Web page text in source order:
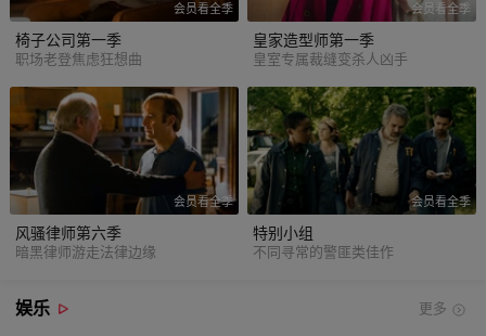
会员看全季
椅子公司第一季
职场老登焦虑狂想曲
会员看全季
皇家造型师第一季
皇室专属裁缝变杀人凶手
会员看全季
风骚律师第六季
暗黑律师游走法律边缘
会员看全季
特别小组
不同寻常的警匪类佳作
娱乐 更多